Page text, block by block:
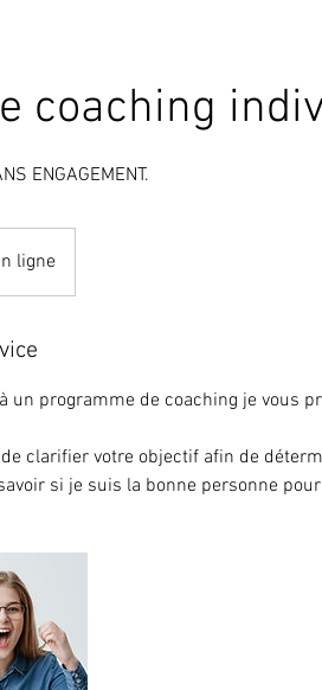
coaching
ENGAGEMENT.
ligne
un programme de coaching je vous
clarifier votre objectif afin de
si je suis la bonne personne